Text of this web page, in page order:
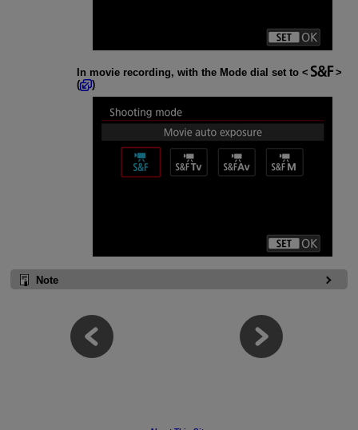
In movie recording, with the Mode dial set to
(
)
Note